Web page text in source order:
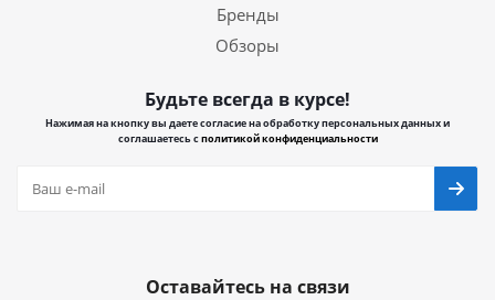
Бренды
Обзоры
Будьте всегда в курсе!
Нажимая на кнопку вы даете согласие на обработку персональных данных и
соглашаетесь сполитикой конфиденциальности
Оставайтесь на связи